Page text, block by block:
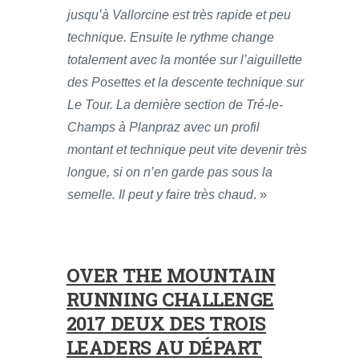
jusqu’à Vallorcine est très rapide et peu
technique. Ensuite le rythme change
totalement avec la montée sur l’aiguillette
des Posettes et la descente technique sur
Le Tour. La dernière section de Tré-le-
Champs à Planpraz avec un profil
montant et technique peut vite devenir très
longue, si on n’en garde pas sous la
semelle. Il peut y faire très chaud. »
OVER THE MOUNTAIN
RUNNING CHALLENGE
2017 DEUX DES TROIS
LEADERS AU DÉPART